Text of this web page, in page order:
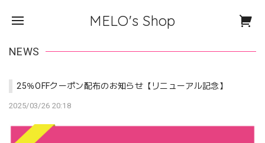
MELO's Shop
NEWS
25％OFFクーポン配布のお知らせ【リニューアル記念】
2025/03/26 20:18